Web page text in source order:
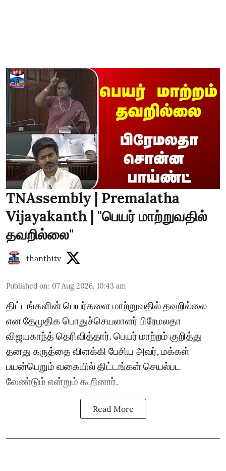
TNAssembly | Premalatha
Vijayakanth | "பெயர் மாற்றுவதில்
தவறில்லை"
thanthitv
Published on: 07 Aug 2026, 10:43 am
திட்டங்களின் பெயர்களை மாற்றுவதில் தவறில்லை
என தேமுதிக பொதுச்செயலாளர் பிரேமலதா
விஜயகாந்த் தெரிவித்தார். பெயர் மாற்றம் குறித்து
தனது கருத்தை விளக்கி பேசிய அவர், மக்கள்
பயன்பெறும் வகையில் திட்டங்கள் செயல்பட
வேண்டும் என்றும் கூறினார்.
Read More